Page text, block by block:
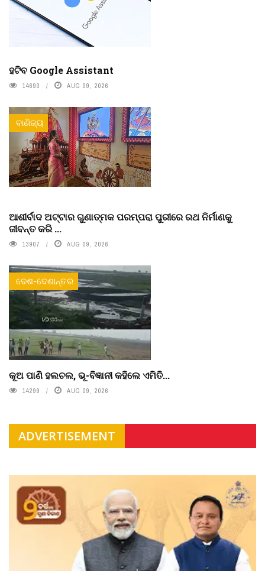
ହଟିବ Google Assistant
14693 AUG 09, 2026
ବାଣିଜ୍ୟ
ଆଶୀର୍ବାଦ ଅଟ୍ଟାର ଗୁଣାତ୍ମକ ପରମ୍ପରା ପୁରୀରେ ରଥ ନିର୍ମାଣକୁ
ଜୀବନ୍ତ କରି ...
13907 AUG 09, 2026
ଦେଶ-ଦେଶାନ୍ତର
କୂଅ ପାଣି ହଲଚଲ, ଭୂ-ବିଜ୍ଞାନୀ କହିଲେ ଏମିତି...
14299 AUG 09, 2026
ADVERTISEMENT